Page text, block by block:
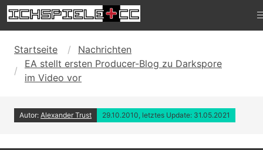
Startseite
Nachrichten
EA stellt ersten Producer-Blog zu Darkspore
im Video vor
Autor: Alexander Trust 29.10.2010, letztes Update: 31.05.2021